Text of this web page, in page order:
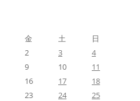
金 土
日
2 3
4
9 10
11
16 17
18
23 24
25